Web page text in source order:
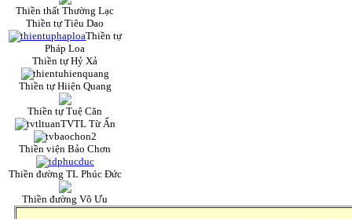
Thiền thất Thường Lạc
Thiền tự Tiêu Dao
Thiền tự
Pháp Loa
Thiền tự Hỷ Xả
Thiền tự Hiiện Quang
Thiền tự Tuệ Căn
TVTL Từ Ấn
Thiền viện Bảo Chơn
Thiền đường TL Phúc Đức
Thiền đường Vô Ưu